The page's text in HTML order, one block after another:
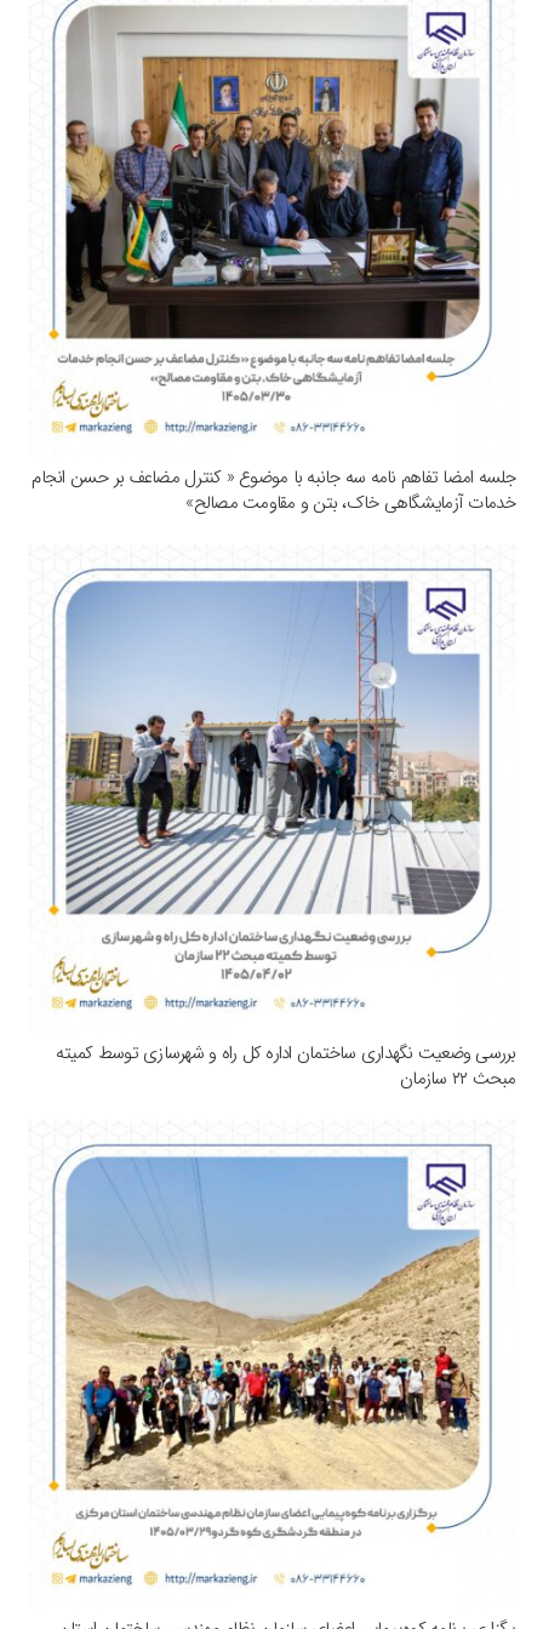
جلسه امضا تفاهم نامه سه جانبه با موضوع « کنترل مضاعف بر حسن انجام
خدمات آزمایشگاهی خاک، بتن و مقاومت مصالح»
بررسی وضعیت نگهداری ساختمان اداره کل راه و شهرسازی توسط کمیته
مبحث ۲۲ سازمان